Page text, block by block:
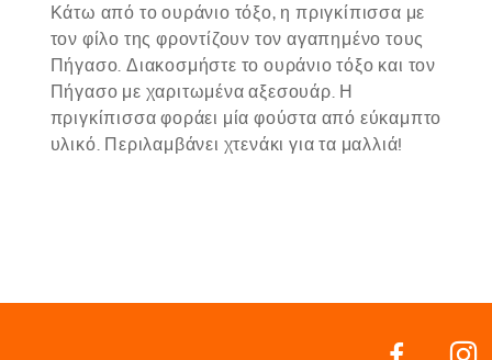
Κάτω από το ουράνιο τόξο, η πριγκίπισσα με
τον φίλο της φροντίζουν τον αγαπημένο τους
Πήγασο. Διακοσμήστε το ουράνιο τόξο και τον
Πήγασο με χαριτωμένα αξεσουάρ. Η
πριγκίπισσα φοράει μία φούστα από εύκαμπτο
υλικό. Περιλαμβάνει χτενάκι για τα μαλλιά!